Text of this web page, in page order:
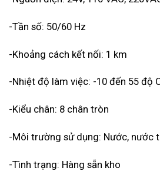
-Tần số: 50/60 Hz
-Khoảng cách kết nối: 1 km
-Nhiệt độ làm việc: -10 đến 55 độ
-Kiểu chân: 8 chân tròn
-Môi trường sử dụng: Nước, nước
-Tình trạng: Hàng sẵn kho